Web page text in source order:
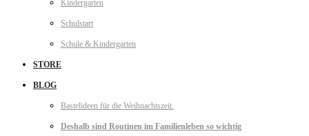
Kindergarten
Schulstart
Schule & Kindergarten
STORE
BLOG
Bastelideen für die Weihnachtszeit.
Deshalb sind Routinen im Familienleben so wichtig